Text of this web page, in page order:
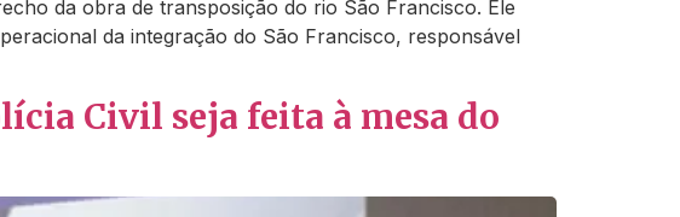
da obra de transposição do rio São Francisco. Ele
da integração do São Francisco, responsável
Civil seja feita à mesa do